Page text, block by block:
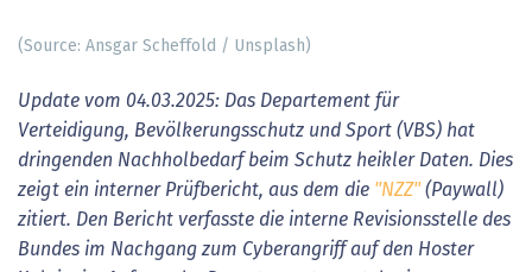
(Source: Ansgar Scheffold / Unsplash)
Update vom 04.03.2025: Das Departement für
Verteidigung, Bevölkerungsschutz und Sport (VBS) hat
dringenden Nachholbedarf beim Schutz heikler Daten. Dies
zeigt ein interner Prüfbericht, aus dem die "NZZ"(Paywall)
zitiert. Den Bericht verfasste die interne Revisionsstelle des
Bundes im Nachgang zum Cyberangriff auf den Hoster